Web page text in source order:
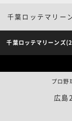
千葉ロッテマリー
千葉ロッテマリーンズ
広島
プロ